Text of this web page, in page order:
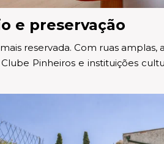
e preservação
reservada. Com ruas
Pinheiros e instituições